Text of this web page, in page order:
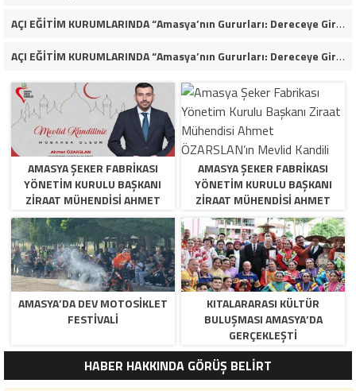
AÇI EĞİTİM KURUMLARINDA “Amasya’nın Gururları: Dereceye Giren Öğrenciler İçin Anlamlı Tören”
AÇI EĞİTİM KURUMLARINDA “Amasya’nın Gururları: Dereceye Giren Öğrenciler İçin Anlamlı Tören”
AMASYA ŞEKER FABRIKASI
YÖNETIM KURULU BAŞKANI
ZIRAAT MÜHENDISI AHMET
ÖZARSLAN’IN MEVLID KANDILI
MESAJI
AMASYA ŞEKER FABRIKASI
YÖNETIM KURULU BAŞKANI
ZIRAAT MÜHENDISI AHMET
ÖZARSLAN’IN MEVLID KANDILI
MESAJI
AMASYA’DA DEV MOTOSIKLET
FESTIVALI
KITALARARASI KÜLTÜR
BULUŞMASI AMASYA’DA
GERÇEKLEŞTI
HABER HAKKINDA GÖRÜŞ BELİRT